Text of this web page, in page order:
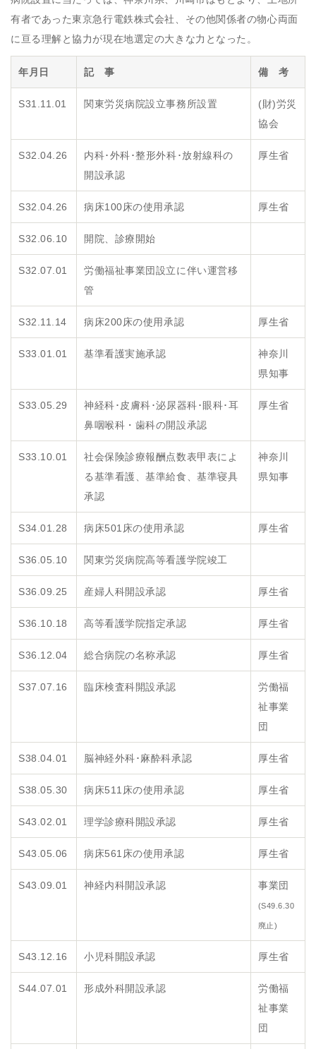
有者であった東京急行電鉄株式会社、その他関係者の物心両面
に亘る理解と協力が現在地選定の大きな力となった。
年月日 記 事 備 考
S31.11.01 関東労災病院設立事務所設置
(財)労災
協会
S32.04.26
内科･外科･整形外科･放射線科の
開設承認
厚生省
S32.04.26 病床100床の使用承認 厚生省
S32.06.10 開院、診療開始
S32.07.01
労働福祉事業団設立に伴い運営移
管
S32.11.14 病床200床の使用承認 厚生省
S33.01.01 基準看護実施承認
神奈川
県知事
S33.05.29
神経科･皮膚科･泌尿器科･眼科･耳
鼻咽喉科・歯科の開設承認
厚生省
S33.10.01
社会保険診療報酬点数表甲表によ
る基準看護、基準給食、基準寝具
承認
神奈川
県知事
S34.01.28 病床501床の使用承認 厚生省
S36.05.10 関東労災病院高等看護学院竣工
S36.09.25 産婦人科開設承認 厚生省
S36.10.18 高等看護学院指定承認 厚生省
S36.12.04 総合病院の名称承認 厚生省
S37.07.16 臨床検査科開設承認
労働福
祉事業
団
S38.04.01 脳神経外科･麻酔科承認 厚生省
S38.05.30 病床511床の使用承認 厚生省
S43.02.01 理学診療科開設承認 厚生省
S43.05.06 病床561床の使用承認 厚生省
S43.09.01 神経内科開設承認 事業団
(S49.6.30
廃止)
S43.12.16 小児科開設承認 厚生省
S44.07.01 形成外科開設承認
労働福
祉事業
団